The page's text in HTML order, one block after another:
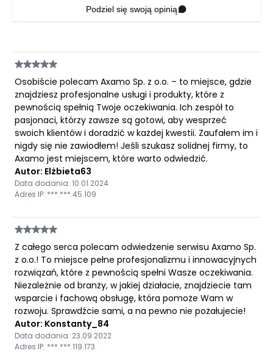
Podziel się swoją opinią
Osobiście polecam Axamo Sp. z o.o. – to miejsce, gdzie
znajdziesz profesjonalne usługi i produkty, które z
pewnością spełnią Twoje oczekiwania. Ich zespół to
pasjonaci, którzy zawsze są gotowi, aby wesprzeć
swoich klientów i doradzić w każdej kwestii. Zaufałem im i
nigdy się nie zawiodłem! Jeśli szukasz solidnej firmy, to
Axamo jest miejscem, które warto odwiedzić.
Autor: Elżbieta63
Data dodania: 10.01.2024
Adres IP: ***.***.45.109
Z całego serca polecam odwiedzenie serwisu Axamo Sp.
z o.o.! To miejsce pełne profesjonalizmu i innowacyjnych
rozwiązań, które z pewnością spełni Wasze oczekiwania.
Niezależnie od branży, w jakiej działacie, znajdziecie tam
wsparcie i fachową obsługę, która pomoże Wam w
rozwoju. Sprawdźcie sami, a na pewno nie pożałujecie!
Autor: Konstanty_84
Data dodania: 23.09.2022
Adres IP: ***.***.119.173